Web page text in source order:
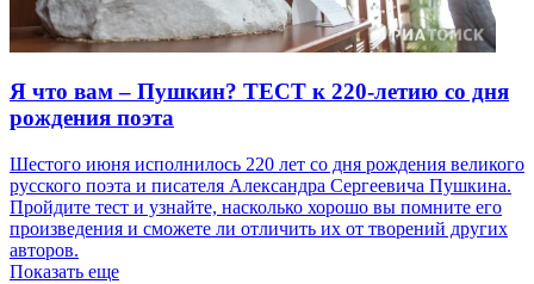
Я что вам – Пушкин? ТЕСТ к 220-летию со дня
рождения поэта
Шестого июня исполнилось 220 лет со дня рождения великого
русского поэта и писателя Александра Сергеевича Пушкина.
Пройдите тест и узнайте, насколько хорошо вы помните его
произведения и сможете ли отличить их от творений других
авторов.
Показать еще